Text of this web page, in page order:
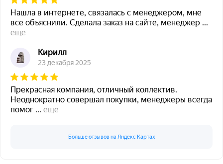
Нашла в интернете, связалась с менеджером, мне
все объяснили. Сделала заказ на сайте, менеджер ...
еще
Кирилл
23 декабря 2025
Прекрасная компания, отличный коллектив.
Неоднократно совершал покупки, менеджеры всегда
помог ... еще
Больше отзывов на Яндекс Картах